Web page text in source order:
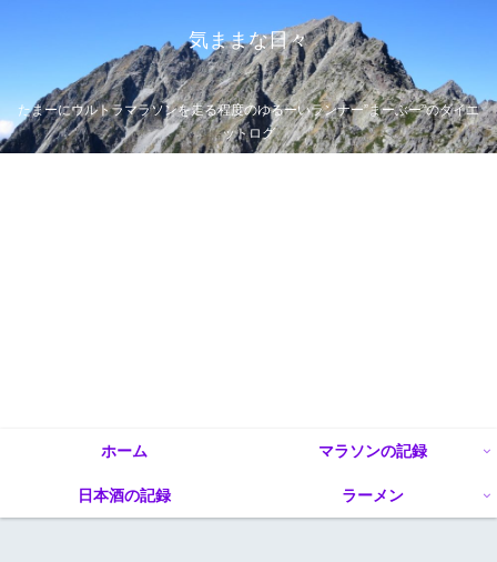
気ままな日々
たまーにウルトラマラソンを走る程度のゆるーいランナー”まーぶー”のダイエ
ットログ
ホーム マラソンの記録
日本酒の記録 ラーメン